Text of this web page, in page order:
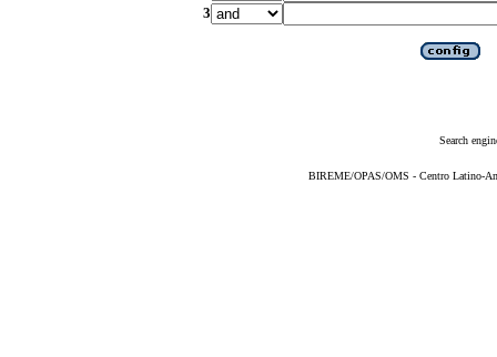
3
Search
BIREME/OPAS/OMS - Centro Latino-